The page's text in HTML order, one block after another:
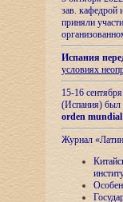
зав.
приняли
Испания
условиях
15-16
(Испания) был
orden
Журнал